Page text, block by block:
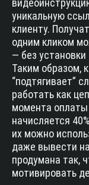
уникальную
клиенту.
одним кликом
— без
Таким образом,
“подтягивает”
работать как
момента
начисляется
их можно
даже вывести
продумана так,
мотивировать